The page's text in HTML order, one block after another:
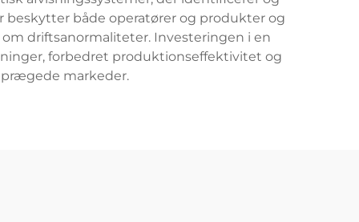
beskytter både operatører og produkter og
driftsanormaliteter. Investeringen i en
forbedret produktionseffektivitet og
markeder.